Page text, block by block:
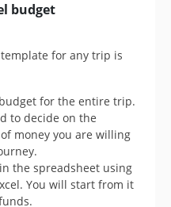
budget
for any trip is
for the entire trip.
to decide on the
money you are willing
the spreadsheet using
You will start from it